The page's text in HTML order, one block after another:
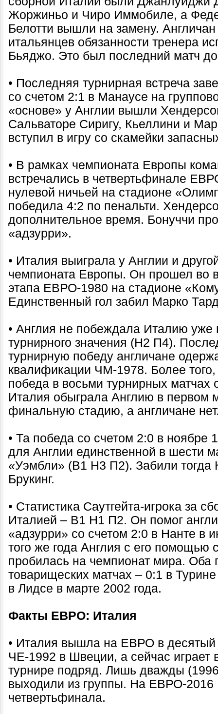
Жоржиньо и Чиро Иммобиле, а
Белотти вышли на замену.
итальянцев обязанности тренера
Бьяджо. Это был последний матч
• Последняя турнирная встреча
со счетом 2:1 в Манаусе на
«основе» у Англии вышли
Сальваторе Сиригу, Кьеллини и
вступил в игру со скамейки
• В рамках чемпионата Европы
встречались в четвертьфинале
нулевой ничьей на стадионе
победила 4:2 по пенальти.
дополнительное время. Бонуччи
«адзурри».
• Италия выиграла у Англии и
чемпионата Европы. Он прошел во
этапа ЕВРО-1980 на стадионе
Единственный гол забил Марко
• Англия не побеждала Италию уже
турнирного значения (Н2 П4).
турнирную победу англичане
квалификации ЧМ-1978. Более того,
победа в восьми турнирных матчах
Италия обыграла Англию в первом
финальную стадию, а англичане
• Та победа со счетом 2:0 в ноябре
для Англии единственной в шести
«Уэмбли» (В1 Н3 П2). Забили тогда
Брукинг.
• Статистика Саутгейта-игрока за
Италией – В1 Н1 П2. Он помог
«адзурри» со счетом 2:0 в Нанте в
того же года Англия с его помощью
пробилась на чемпионат мира. Оба
товарищеских матчах – 0:1 в
в Лидсе в марте 2002 года.
Факты ЕВРО: Италия
• Италия вышла на ЕВРО в десятый
ЧЕ-1992 в Швеции, а сейчас
турнире подряд. Лишь дважды
выходили из группы. На ЕВРО-
четвертьфинала.